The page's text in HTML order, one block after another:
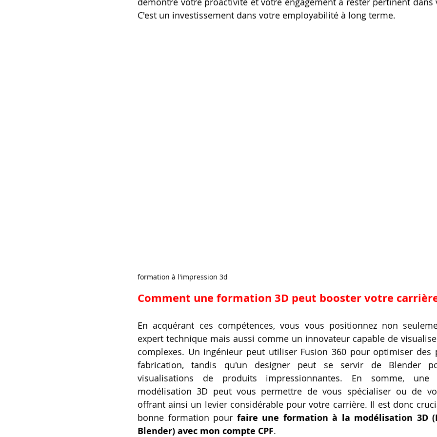
C'est un investissement dans votre employabilité à long terme.
formation à l'impression 3d
Comment une formation 3D peut booster votre
En acquérant ces compétences, vous vous positionnez non
expert technique mais aussi comme un innovateur capable de
complexes. Un ingénieur peut utiliser Fusion 360 pour optimiser des
fabrication, tandis qu'un designer peut se servir de Blender
visualisations de produits impressionnantes. En somme,
modélisation 3D peut vous permettre de vous spécialiser ou de
offrant ainsi un levier considérable pour votre carrière. Il est donc
bonne formation pour faire une formation à la modélisation 3D
Blender) avec mon compte CPF.